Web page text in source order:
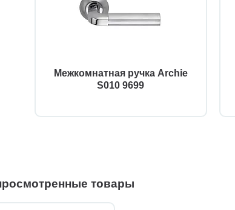
Межкомнатная ручка Archie
S010 9699
товары